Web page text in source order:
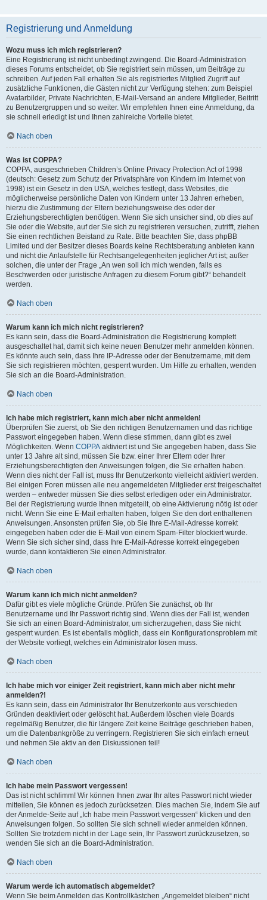
Registrierung und Anmeldung
Wozu muss ich mich registrieren?
Eine Registrierung ist nicht unbedingt zwingend. Die Board-Administration
dieses Forums entscheidet, ob Sie registriert sein müssen, um Beiträge zu
schreiben. Auf jeden Fall erhalten Sie als registriertes Mitglied Zugriff auf
zusätzliche Funktionen, die Gästen nicht zur Verfügung stehen: zum Beispiel
Avatarbilder, Private Nachrichten, E-Mail-Versand an andere Mitglieder, Beitritt
zu Benutzergruppen und so weiter. Wir empfehlen Ihnen eine Anmeldung, da
sie schnell erledigt ist und Ihnen zahlreiche Vorteile bietet.
Nach oben
Was ist COPPA?
COPPA, ausgeschrieben Children’s Online Privacy Protection Act of 1998
(deutsch: Gesetz zum Schutz der Privatsphäre von Kindern im Internet von
1998) ist ein Gesetz in den USA, welches festlegt, dass Websites, die
möglicherweise persönliche Daten von Kindern unter 13 Jahren erheben,
hierzu die Zustimmung der Eltern beziehungsweise des oder der
Erziehungsberechtigten benötigen. Wenn Sie sich unsicher sind, ob dies auf
Sie oder die Website, auf der Sie sich zu registrieren versuchen, zutrifft, ziehen
Sie einen rechtlichen Beistand zu Rate. Bitte beachten Sie, dass phpBB
Limited und der Besitzer dieses Boards keine Rechtsberatung anbieten kann
und nicht die Anlaufstelle für Rechtsangelegenheiten jeglicher Art ist; außer
solchen, die unter der Frage „An wen soll ich mich wenden, falls es
Beschwerden oder juristische Anfragen zu diesem Forum gibt?“ behandelt
werden.
Nach oben
Warum kann ich mich nicht registrieren?
Es kann sein, dass die Board-Administration die Registrierung komplett
ausgeschaltet hat, damit sich keine neuen Benutzer mehr anmelden können.
Es könnte auch sein, dass Ihre IP-Adresse oder der Benutzername, mit dem
Sie sich registrieren möchten, gesperrt wurden. Um Hilfe zu erhalten, wenden
Sie sich an die Board-Administration.
Nach oben
Ich habe mich registriert, kann mich aber nicht anmelden!
Überprüfen Sie zuerst, ob Sie den richtigen Benutzernamen und das richtige
Passwort eingegeben haben. Wenn diese stimmen, dann gibt es zwei
Möglichkeiten. Wenn COPPA aktiviert ist und Sie angegeben haben, dass Sie
unter 13 Jahre alt sind, müssen Sie bzw. einer Ihrer Eltern oder Ihrer
Erziehungsberechtigten den Anweisungen folgen, die Sie erhalten haben.
Wenn dies nicht der Fall ist, muss Ihr Benutzerkonto vielleicht aktiviert werden.
Bei einigen Foren müssen alle neu angemeldeten Mitglieder erst freigeschaltet
werden – entweder müssen Sie dies selbst erledigen oder ein Administrator.
Bei der Registrierung wurde Ihnen mitgeteilt, ob eine Aktivierung nötig ist oder
nicht. Wenn Sie eine E-Mail erhalten haben, folgen Sie den dort enthaltenen
Anweisungen. Ansonsten prüfen Sie, ob Sie Ihre E-Mail-Adresse korrekt
eingegeben haben oder die E-Mail von einem Spam-Filter blockiert wurde.
Wenn Sie sich sicher sind, dass Ihre E-Mail-Adresse korrekt eingegeben
wurde, dann kontaktieren Sie einen Administrator.
Nach oben
Warum kann ich mich nicht anmelden?
Dafür gibt es viele mögliche Gründe. Prüfen Sie zunächst, ob Ihr
Benutzername und Ihr Passwort richtig sind. Wenn dies der Fall ist, wenden
Sie sich an einen Board-Administrator, um sicherzugehen, dass Sie nicht
gesperrt wurden. Es ist ebenfalls möglich, dass ein Konfigurationsproblem mit
der Website vorliegt, welches ein Administrator lösen muss.
Nach oben
Ich habe mich vor einiger Zeit registriert, kann mich aber nicht mehr
anmelden?!
Es kann sein, dass ein Administrator Ihr Benutzerkonto aus verschieden
Gründen deaktiviert oder gelöscht hat. Außerdem löschen viele Boards
regelmäßig Benutzer, die für längere Zeit keine Beiträge geschrieben haben,
um die Datenbankgröße zu verringern. Registrieren Sie sich einfach erneut
und nehmen Sie aktiv an den Diskussionen teil!
Nach oben
Ich habe mein Passwort vergessen!
Das ist nicht schlimm! Wir können Ihnen zwar Ihr altes Passwort nicht wieder
mitteilen, Sie können es jedoch zurücksetzen. Dies machen Sie, indem Sie auf
der Anmelde-Seite auf „Ich habe mein Passwort vergessen“ klicken und den
Anweisungen folgen. So sollten Sie sich schnell wieder anmelden können.
Sollten Sie trotzdem nicht in der Lage sein, Ihr Passwort zurückzusetzen, so
wenden Sie sich an die Board-Administration.
Nach oben
Warum werde ich automatisch abgemeldet?
Wenn Sie beim Anmelden das Kontrollkästchen „Angemeldet bleiben“ nicht